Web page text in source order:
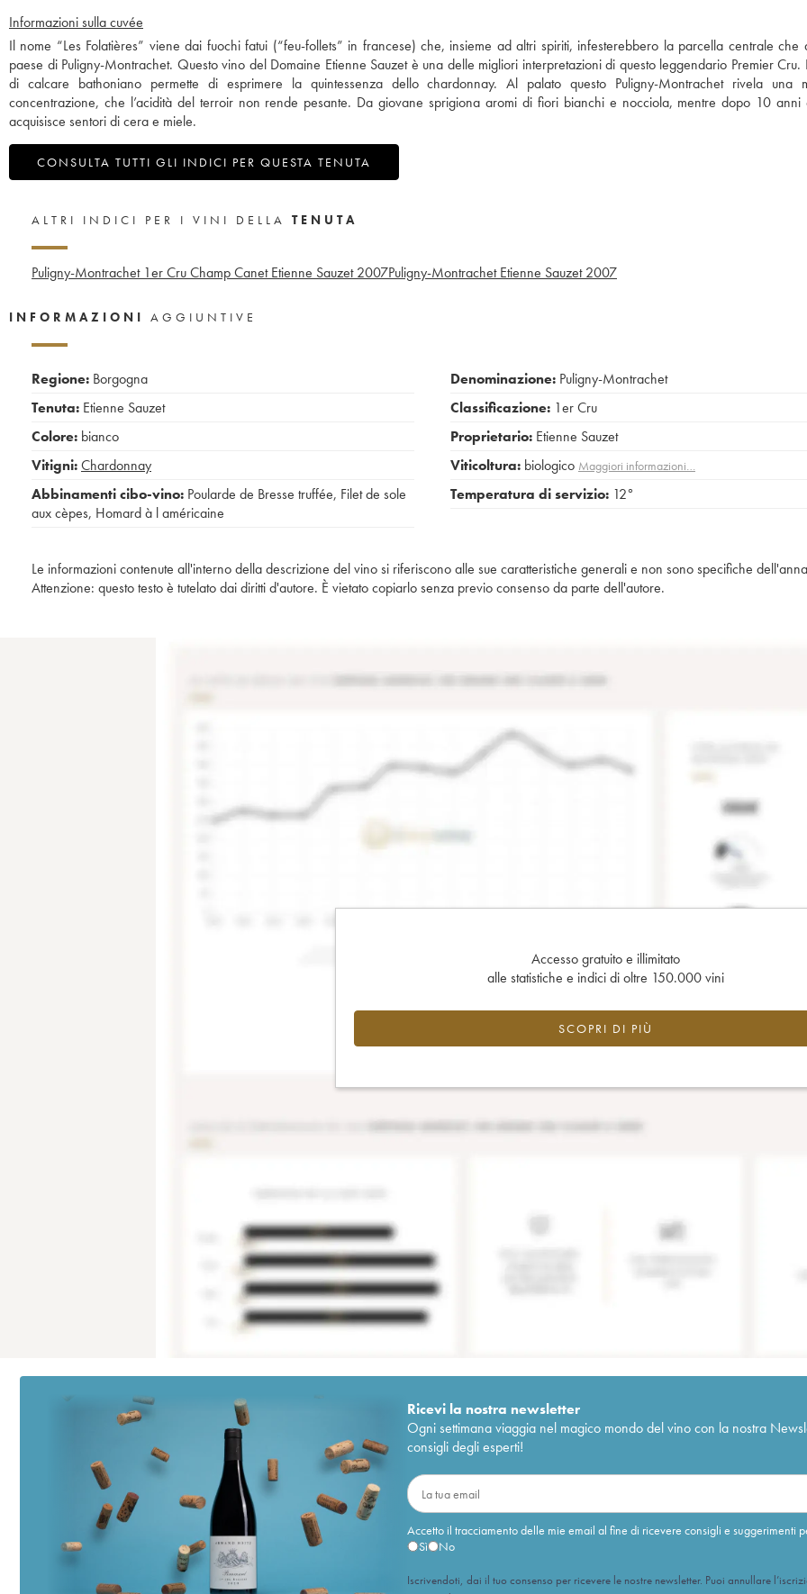
Informazioni sulla cuvée
Il nome “Les Folatières” viene dai fuochi fatui (“feu-follets” in francese) che, insieme ad altri spiriti, infesterebbero la parcella centrale che
paese di Puligny-Montrachet. Questo vino del Domaine Etienne Sauzet è una delle migliori interpretazioni di questo leggendario Premier Cru.
di calcare bathoniano permette di esprimere la quintessenza dello chardonnay. Al palato questo Puligny-Montrachet rivela una
concentrazione, che l’acidità del terroir non rende pesante. Da giovane sprigiona aromi di fiori bianchi e nocciola, mentre dopo 10 anni
acquisisce sentori di cera e miele.
CONSULTA TUTTI GLI INDICI PER QUESTA TENUTA
ALTRI INDICI PER I VINI DELLA TENUTA
Puligny-Montrachet 1er Cru Champ Canet Etienne Sauzet 2007Puligny-Montrachet Etienne Sauzet 2007
INFORMAZIONI AGGIUNTIVE
Regione: Borgogna
Tenuta: Etienne Sauzet
Colore: bianco
Vitigni:Chardonnay
Abbinamenti cibo-vino: Poularde de Bresse truffée, Filet de sole
aux cèpes, Homard à l américaine
Denominazione: Puligny-Montrachet
Classificazione: 1er Cru
Proprietario: Etienne Sauzet
Viticoltura: biologico Maggiori informazioni…
Temperatura di servizio: 12°
Le informazioni contenute all'interno della descrizione del vino si riferiscono alle sue caratteristiche generali e non sono specifiche
Attenzione: questo testo è tutelato dai diritti d'autore. È vietato copiarlo senza previo consenso da parte dell'autore.
Accesso gratuito e illimitato
alle statistiche e indici di oltre 150.000 vini
SCOPRI DI PIÙ
Ricevi la nostra newsletter
Ogni settimana viaggia nel magico mondo del vino con la nostra
consigli degli esperti!
Accetto il tracciamento delle mie email al fine di ricevere consigli e suggerimenti
Sì
No
Iscrivendoti, dai il tuo consenso per ricevere le nostre newsletter. Puoi annullare